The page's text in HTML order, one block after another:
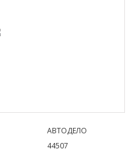
АВТОДЕЛО
44507